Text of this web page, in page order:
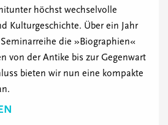
höchst wechselvolle
Kulturgeschichte. Über ein Jahr
die »Biographien«
von der Antike bis zur Gegenwart
bieten wir nun eine kompakte